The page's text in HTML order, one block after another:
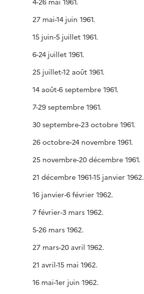
27 mai-14 juin 1961.
15 juin-5 juillet 1961.
6-24 juillet 1961.
25 juillet-12 août 1961.
14 août-6 septembre 1961.
7-29 septembre 1961.
30 septembre-23 octobre 1961.
26 octobre-24 novembre 1961.
25 novembre-20 décembre 1961.
21 décembre 1961-15 janvier 1962.
16 janvier-6 février 1962.
7 février-3 mars 1962.
5-26 mars 1962.
27 mars-20 avril 1962.
21 avril-15 mai 1962.
16 mai-1er juin 1962.